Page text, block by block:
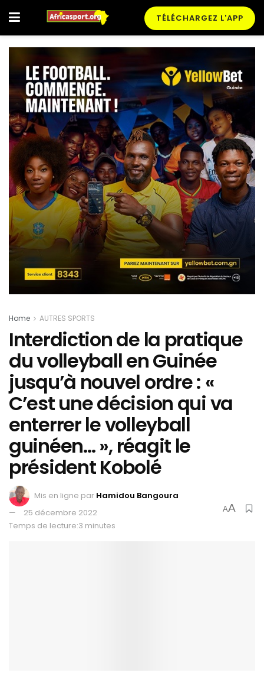
TÉLÉCHARGEZ L'APP
Home AUTRES SPORTS
Interdiction de la pratique
du volleyball en Guinée
jusqu’à nouvel ordre : «
C’est une décision qui va
enterrer le volleyball
guinéen… », réagit le
président Kobolé
Mis en ligne par Hamidou Bangoura
25 décembre 2022
Temps de lecture:3 minutes
AA